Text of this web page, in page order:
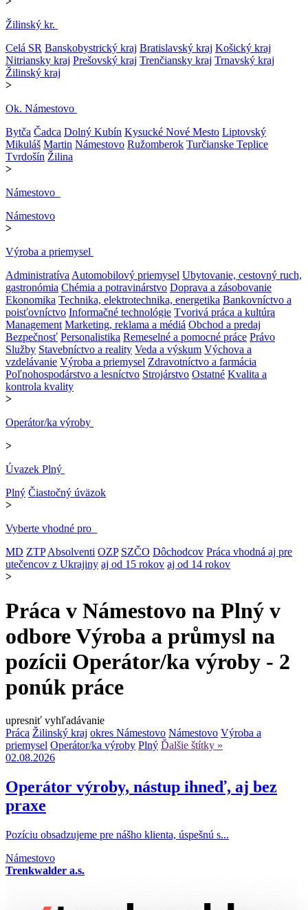
Žilinský kr.
Celá SR Banskobystrický kraj Bratislavský kraj Košický kraj
Nitriansky kraj Prešovský kraj Trenčiansky kraj Trnavský kraj
Žilinský kraj
>
Ok. Námestovo
Bytča Čadca Dolný Kubín Kysucké Nové Mesto Liptovský
Mikuláš Martin Námestovo Ružomberok Turčianske Teplice
Tvrdošín Žilina
>
Námestovo
Námestovo
>
Výroba a priemysel
AdministratívaAutomobilový priemysel Ubytovanie, cestovný ruch,
gastronómia Chémia a potravinárstvo Doprava a zásobovanie
Ekonomika Technika, elektrotechnika, energetika Bankovníctvo a
poisťovníctvo Informačné technológie Tvorivá práca a kultúra
Management Marketing, reklama a médiá Obchod a predaj
Bezpečnosť Personalistika Remeselné a pomocné práce Právo
Služby Stavebníctvo a reality Veda a výskum Výchova a
vzdelávanie Výroba a priemysel Zdravotníctvo a farmácia
Poľnohospodárstvo a lesníctvo Strojárstvo Ostatné Kvalita a
kontrola kvality
>
Operátor/ka výroby
>
Úvazek Plný
Plný Čiastočný úväzok
>
Vyberte vhodné pro
MD ZTPAbsolventi OZP SZČO Dôchodcov Práca vhodná aj pre
utečencov z Ukrajiny aj od 15 rokov aj od 14 rokov
>
Práca v Námestovo na Plný v
odbore Výroba a průmysl na
pozícii Operátor/ka výroby - 2
ponúk práce
upresniť vyhľadávanie
Práca Žilinský kraj okres Námestovo Námestovo Výroba a
priemysel Operátor/ka výroby Plný Ďalšie štítky »
02.08.2026
Operátor výroby, nástup ihneď, aj bez
praxe
Pozíciu obsadzujeme pre nášho klienta, úspešnú s...
Námestovo
Trenkwalder a.s.